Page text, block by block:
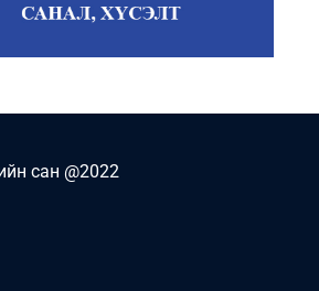
сан @2022